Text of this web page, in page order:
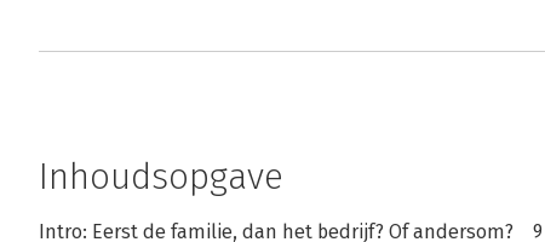
Inhoudsopgave
Intro: Eerst de familie, dan het bedrijf? Of andersom? 9